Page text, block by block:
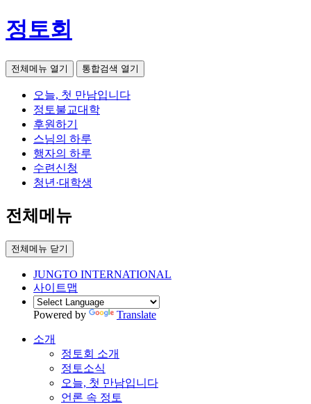
정토회
전체메뉴 열기 통합검색 열기
오늘, 첫 만남입니다
정토불교대학
후원하기
스님의 하루
행자의 하루
수련신청
청년·대학생
전체메뉴
전체메뉴 닫기
JUNGTO INTERNATIONAL
사이트맵
Powered by Translate
소개
정토회 소개
정토소식
오늘, 첫 만남입니다
언론 속 정토